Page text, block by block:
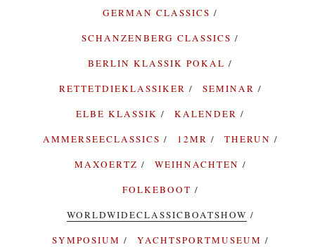
GERMAN CLASSICS
SCHANZENBERG CLASSICS
BERLIN KLASSIK POKAL
RETTETDIEKLASSIKER
SEMINAR
ELBE KLASSIK
KALENDER
AMMERSEECLASSICS
12MR
THERUN
MAXOERTZ
WEIHNACHTEN
FOLKEBOOT
WORLDWIDECLASSICBOATSHOW
SYMPOSIUM
YACHTSPORTMUSEUM